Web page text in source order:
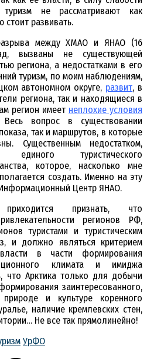
туризм не рассматривают как
стоит развивать.
между ХМАО и ЯНАО (16
вызваны не существующей
региона, а недостатками в его
туризм, по моим наблюдениям,
автономном округе, развит, в
региона, так и находящиеся в
регион имеет неплохие условия
вопрос в существовании
так и маршрутов, в которые
Существенным недостатком,
единого туристического
которое, насколько мне
создать. Именно на эту
Центр ЯНАО.
признать, что
регионов РФ,
туристами и туристическим
и должно являться критерием
в части формирования
климата и имиджа
что Арктика только для добычи
заинтересованного,
и культуре коренного
наличие кремлевских стен,
Не все так прямолинейно!
УрФО